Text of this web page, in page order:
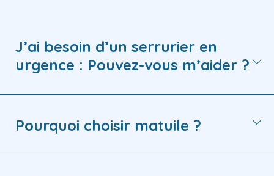
J’ai besoin d’un serrurier en
urgence : Pouvez-vous m’aider ?
Pourquoi choisir matuile ?